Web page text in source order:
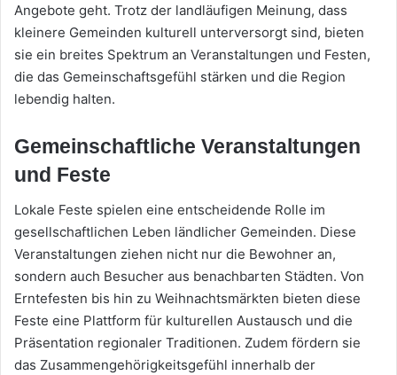
Angebote geht. Trotz der landläufigen Meinung, dass
kleinere Gemeinden kulturell unterversorgt sind, bieten
sie ein breites Spektrum an Veranstaltungen und Festen,
die das Gemeinschaftsgefühl stärken und die Region
lebendig halten.
Gemeinschaftliche Veranstaltungen
und Feste
Lokale Feste spielen eine entscheidende Rolle im
gesellschaftlichen Leben ländlicher Gemeinden. Diese
Veranstaltungen ziehen nicht nur die Bewohner an,
sondern auch Besucher aus benachbarten Städten. Von
Erntefesten bis hin zu Weihnachtsmärkten bieten diese
Feste eine Plattform für kulturellen Austausch und die
Präsentation regionaler Traditionen. Zudem fördern sie
das Zusammengehörigkeitsgefühl innerhalb der